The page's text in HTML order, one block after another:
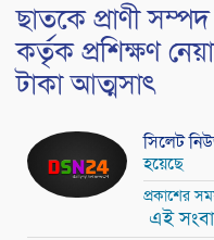
ছাতকে প্রাণী সম্পদ
কর্তৃক প্রশিক্ষণ
টাকা আত্মসাৎ
সিলেট
হয়েছে
প্রকাশের
এই